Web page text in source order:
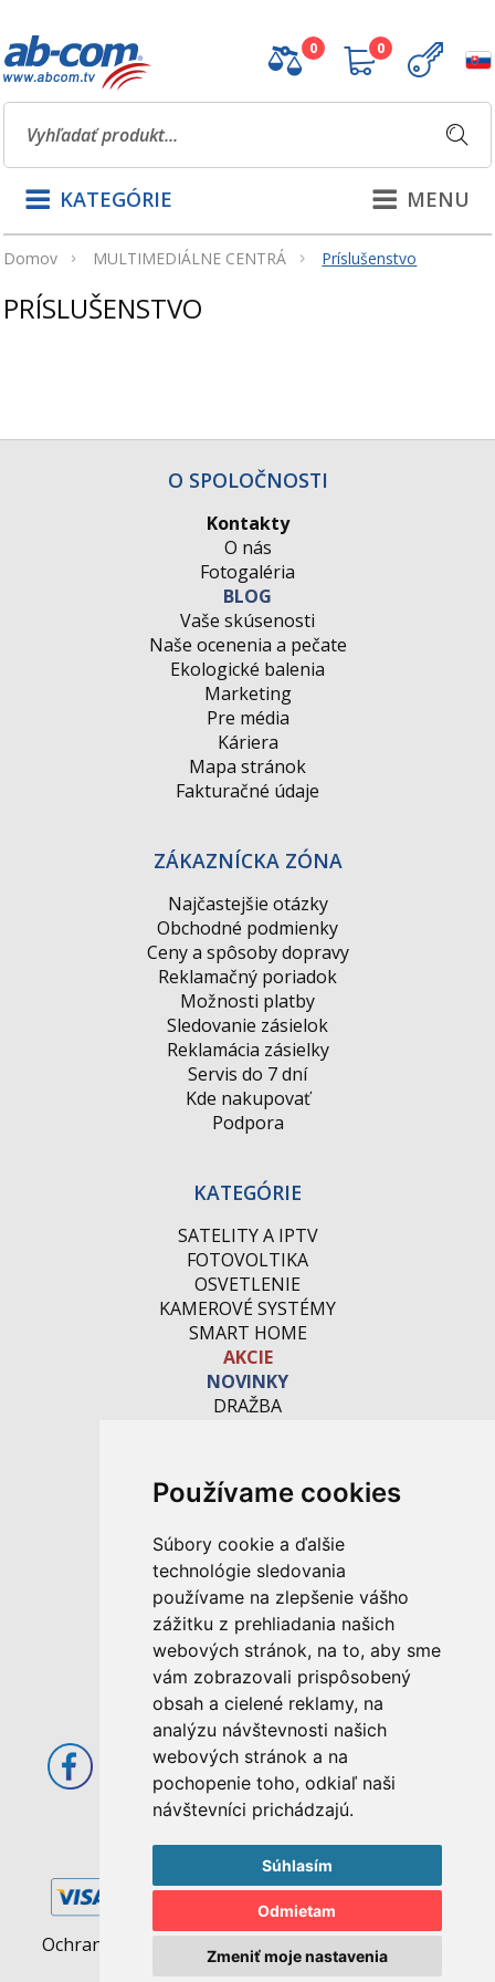
Používame cookies
Súbory cookie a ďalšie
technológie sledovania
používame na zlepšenie vášho
zážitku z prehliadania našich
webových stránok, na to, aby sme
vám zobrazovali prispôsobený
obsah a cielené reklamy, na
analýzu návštevnosti našich
webových stránok a na
pochopenie toho, odkiaľ naši
návštevníci prichádzajú.
Súhlasím
Odmietam
Zmeniť moje nastavenia
0 0
MENU
KATEGÓRIE
Domov MULTIMEDIÁLNE CENTRÁ Príslušenstvo
PRÍSLUŠENSTVO
O SPOLOČNOSTI
Kontakty
O nás
Fotogaléria
BLOG
Vaše skúsenosti
Naše ocenenia a pečate
Ekologické balenia
Marketing
Pre média
Káriera
Mapa stránok
Fakturačné údaje
ZÁKAZNÍCKA ZÓNA
Najčastejšie otázky
Obchodné podmienky
Ceny a spôsoby dopravy
Reklamačný poriadok
Možnosti platby
Sledovanie zásielok
Reklamácia zásielky
Servis do 7 dní
Kde nakupovať
Podpora
KATEGÓRIE
SATELITY A IPTV
FOTOVOLTIKA
OSVETLENIE
KAMEROVÉ SYSTÉMY
SMART HOME
AKCIE
NOVINKY
DRAŽBA
M. Rázusa 4795/34
955 01 Topoľčany
Slovenská republika
E-mail: info@abcom.sk
Tel: +421 38 53 62 611
Otváracie hodiny:
Po - Pia: 08:00 - 17:00
Ochrana osobných údajov | Pravidlá cookies